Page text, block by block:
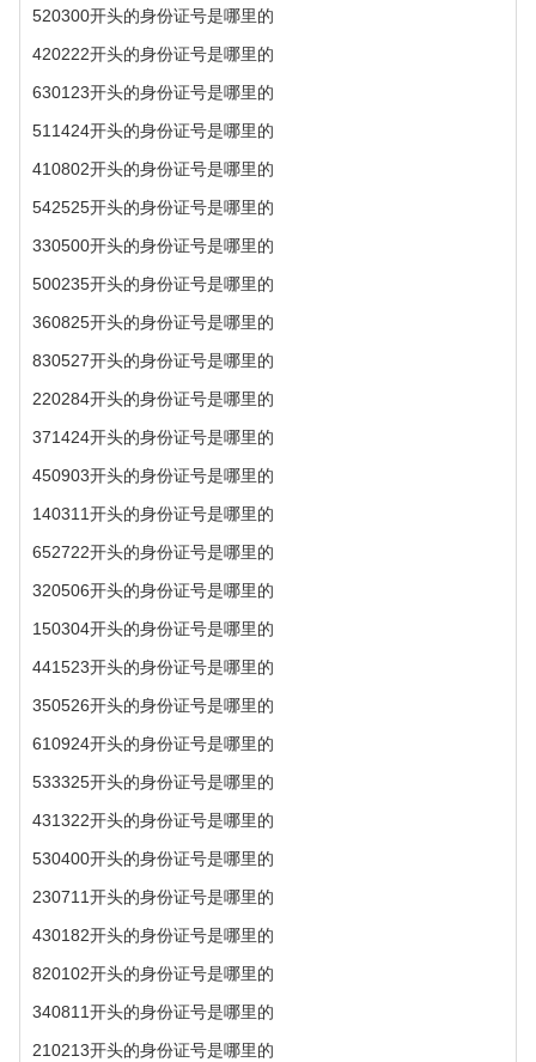
520300开头的身份证号是哪里的
420222开头的身份证号是哪里的
630123开头的身份证号是哪里的
511424开头的身份证号是哪里的
410802开头的身份证号是哪里的
542525开头的身份证号是哪里的
330500开头的身份证号是哪里的
500235开头的身份证号是哪里的
360825开头的身份证号是哪里的
830527开头的身份证号是哪里的
220284开头的身份证号是哪里的
371424开头的身份证号是哪里的
450903开头的身份证号是哪里的
140311开头的身份证号是哪里的
652722开头的身份证号是哪里的
320506开头的身份证号是哪里的
150304开头的身份证号是哪里的
441523开头的身份证号是哪里的
350526开头的身份证号是哪里的
610924开头的身份证号是哪里的
533325开头的身份证号是哪里的
431322开头的身份证号是哪里的
530400开头的身份证号是哪里的
230711开头的身份证号是哪里的
430182开头的身份证号是哪里的
820102开头的身份证号是哪里的
340811开头的身份证号是哪里的
210213开头的身份证号是哪里的